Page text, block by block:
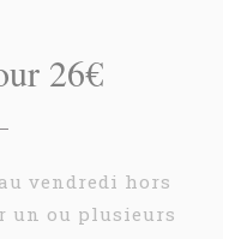
26€
vendredi hors
un ou plusieurs